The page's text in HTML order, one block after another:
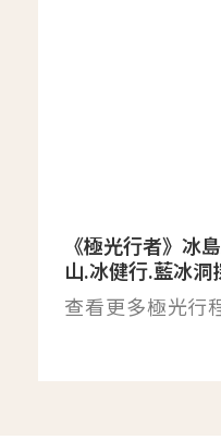
《極光行者》冰
山.冰健行.藍冰
查看更多極光行